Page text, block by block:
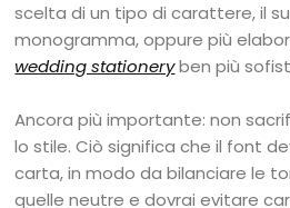
scelta di un tipo di carattere, il
monogramma, oppure più
wedding stationeryben più
Ancora più importante: non
lo stile. Ciò significa che il font
carta, in modo da bilanciare le
quelle neutre e dovrai evitare